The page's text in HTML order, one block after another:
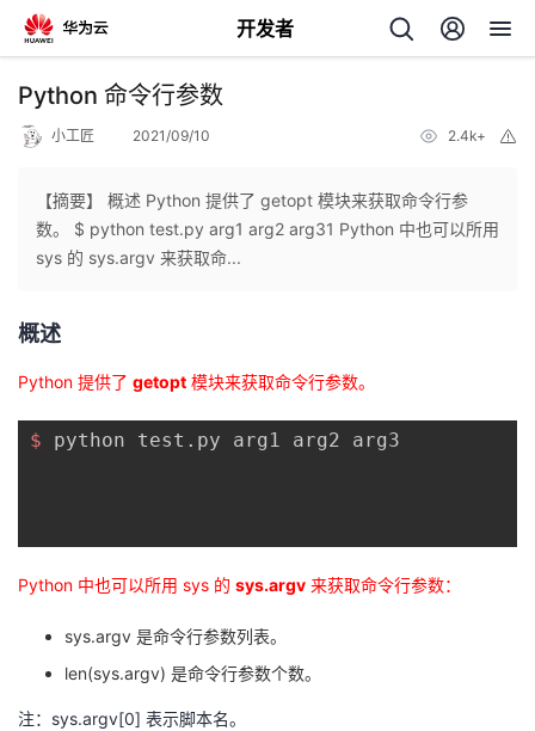
开发者
返
人
我
者
我
发
者
Programs
的
支
Python 命令行参数
小工匠 2021/09/10 2.4k+
【摘要】 概述 Python 提供了 getopt 模块来获取命令行参
数。 $ python test.py arg1 arg2 arg31 Python 中也可以所用
sys 的 sys.argv 来获取命...
概述
Python 提供了 getopt 模块来获取命令行参数。
$ python test.py arg1 arg2 arg3
Python 中也可以所用 sys 的 sys.argv 来获取命令行参数：
sys.argv 是命令行参数列表。
len(sys.argv) 是命令行参数个数。
注：sys.argv[0] 表示脚本名。